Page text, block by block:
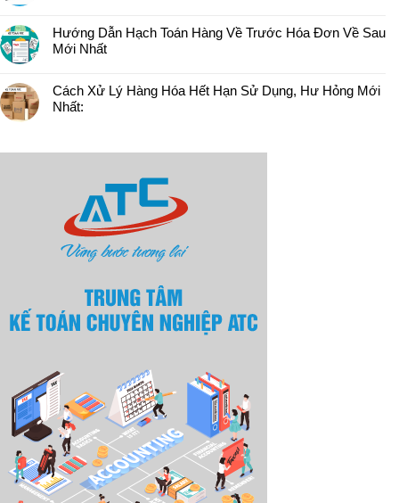
Hướng Dẫn Hạch Toán Hàng Về Trước Hóa Đơn Về Sau
Mới Nhất
Cách Xử Lý Hàng Hóa Hết Hạn Sử Dụng, Hư Hỏng Mới
Nhất: